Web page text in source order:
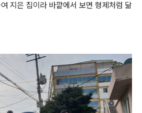
지은 집이라 바깥에서 보면 형제처럼 닮